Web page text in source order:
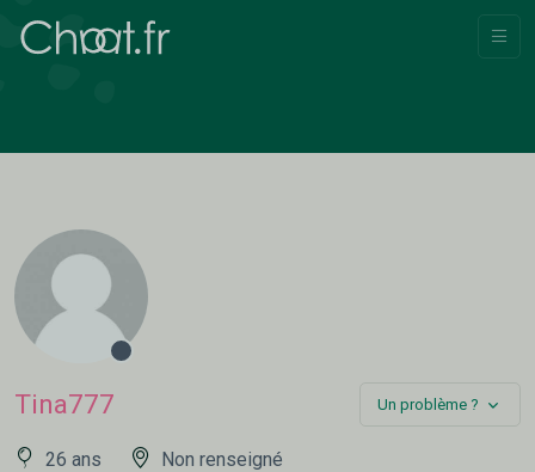
Tina777 Un problème ?
26 ans Non renseigné